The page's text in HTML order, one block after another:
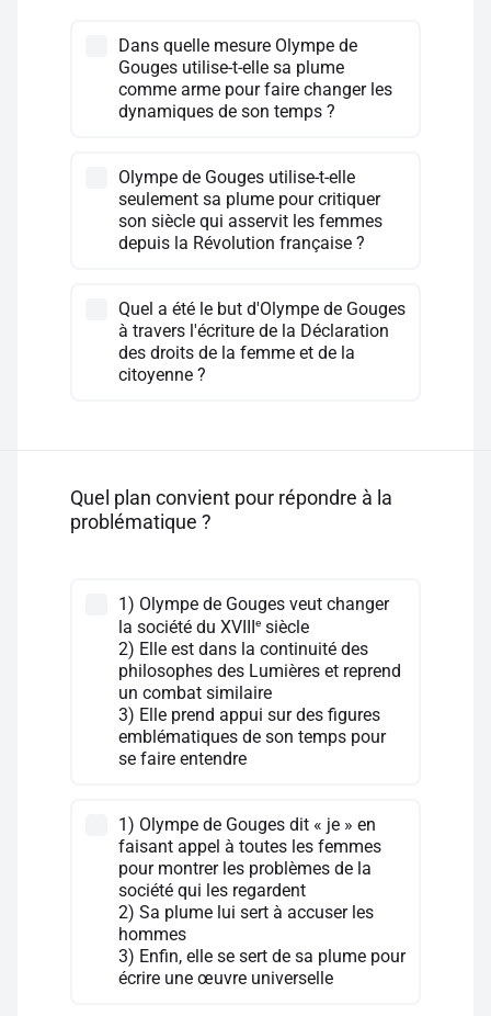
Dans quelle mesure Olympe de
Gouges utilise-t-elle sa plume
comme arme pour faire changer les
dynamiques de son temps ?
Olympe de Gouges utilise-t-elle
seulement sa plume pour critiquer
son siècle qui asservit les femmes
depuis la Révolution française ?
Quel a été le but d'Olympe de Gouges
à travers l'écriture de la Déclaration
des droits de la femme et de la
citoyenne ?
Quel plan convient pour répondre à la
problématique ?
1) Olympe de Gouges veut changer
la société du XVIII
e siècle
2) Elle est dans la continuité des
philosophes des Lumières et reprend
un combat similaire
3) Elle prend appui sur des figures
emblématiques de son temps pour
se faire entendre
1) Olympe de Gouges dit « je » en
faisant appel à toutes les femmes
pour montrer les problèmes de la
société qui les regardent
2) Sa plume lui sert à accuser les
hommes
3) Enfin, elle se sert de sa plume pour
écrire une œuvre universelle